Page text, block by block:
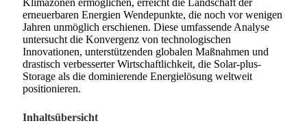
Klimazonen ermöglichen, erreicht die Landschaft der
erneuerbaren Energien Wendepunkte, die noch vor wenigen
Jahren unmöglich erschienen. Diese umfassende Analyse
untersucht die Konvergenz von technologischen
Innovationen, unterstützenden globalen Maßnahmen und
drastisch verbesserter Wirtschaftlichkeit, die Solar-plus-
Storage als die dominierende Energielösung weltweit
positionieren.
Inhaltsübersicht